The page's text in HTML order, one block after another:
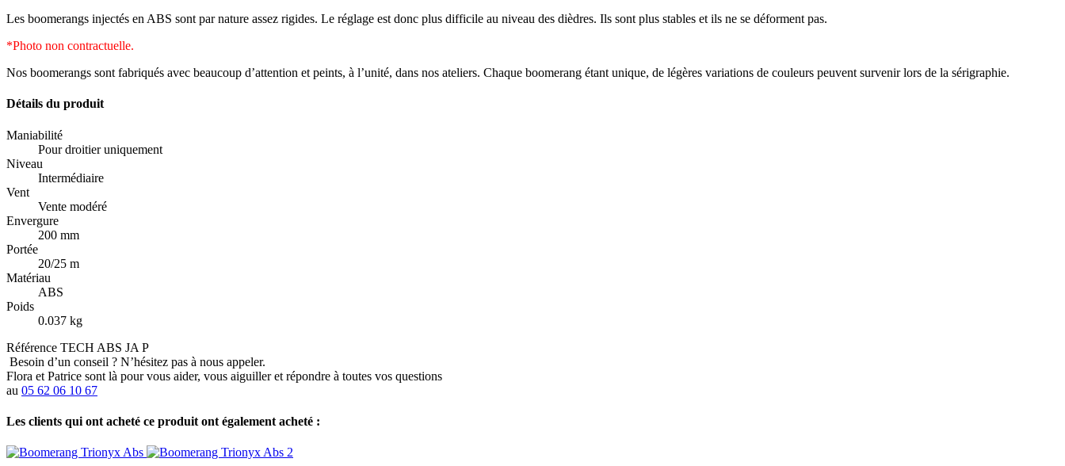
Les boomerangs injectés en ABS sont par nature assez rigides. Le réglage est donc plus difficile au niveau des dièdres. Ils sont plus stables et ils ne se déforment pas.
*Photo non contractuelle.
Nos boomerangs sont fabriqués avec beaucoup d’attention et peints, à l’unité, dans nos ateliers. Chaque boomerang étant unique, de légères variations de couleurs peuvent survenir lors de la sérigraphie.
Détails du produit
Maniabilité
Pour droitier uniquement
Niveau
Intermédiaire
Vent
Vente modéré
Envergure
200 mm
Portée
20/25 m
Matériau
ABS
Poids
0.037 kg
Référence TECH ABS JA P
Besoin d’un conseil ? N’hésitez pas à nous appeler.
Flora et Patrice sont là pour vous aider, vous aiguiller et répondre à toutes vos questions
au 05 62 06 10 67
Les clients qui ont acheté ce produit ont également acheté :